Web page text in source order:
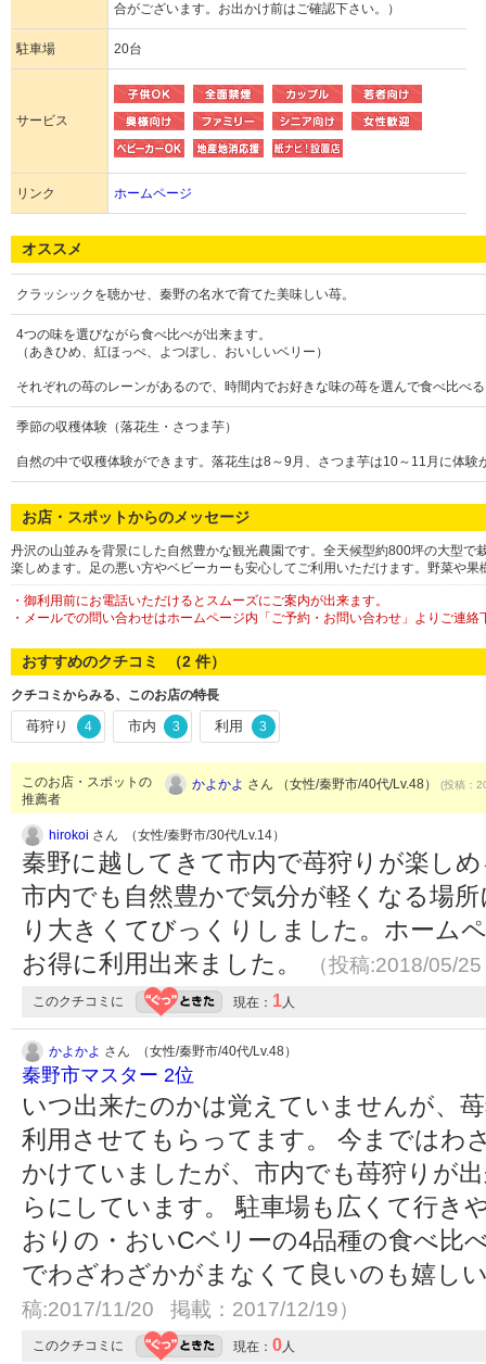
合がございます。お出かけ前はご確認下さい。）
駐車場 20台
サービス
リンク ホームページ
オススメ
クラッシックを聴かせ、秦野の名水で育てた美味しい苺。
4つの味を選びながら食べ比べが出来ます。
（あきひめ、紅ほっぺ、よつぼし、おいしいベリー）
それぞれの苺のレーンがあるので、時間内でお好きな味の苺を選んで食べ比べ
季節の収穫体験（落花生・さつま芋）
自然の中で収穫体験ができます。落花生は8～9月、さつま芋は10～11月に体験
お店・スポットからのメッセージ
丹沢の山並みを背景にした自然豊かな観光農園です。全天候型約800坪の大型
楽しめます。足の悪い方やベビーカーも安心してご利用いただけます。野菜や
・御利用前にお電話いただけるとスムーズにご案内が出来ます。
・メールでの問い合わせはホームページ内「ご予約・お問い合わせ」よりご連絡
おすすめのクチコミ （2 件）
クチコミからみる、このお店の特長
苺狩り 4 市内 3 利用 3
このお店・スポットの
推薦者
かよかよ さん （女性/秦野市/40代/Lv.48） (投稿：
hirokoi さん （女性/秦野市/30代/Lv.14）
秦野に越してきて市内で苺狩りが楽し
市内でも自然豊かで気分が軽くなる場
り大きくてびっくりしました。ホーム
お得に利用出来ました。
（投稿:2018/05/
このクチコミに 現在： 1 人
かよかよ さん （女性/秦野市/40代/Lv.48）
秦野市マスター 2位
いつ出来たのかは覚えていませんが、
利用させてもらってます。 今まではわ
かけていましたが、市内でも苺狩りが
らにしています。 駐車場も広くて行き
おりの・おいCベリーの4品種の食べ比
でわざわざかがまなくて良いのも嬉し
稿:2017/11/20 掲載：2017/12/19）
このクチコミに 現在： 0 人